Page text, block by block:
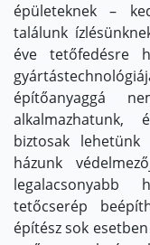
épületeknek –
találunk
éve tetőfedésre
építőanyaggá
alkalmazhatunk,
biztosak
házunk
tetőcserép
építész sok